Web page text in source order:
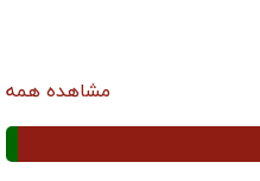
مشاهده همه